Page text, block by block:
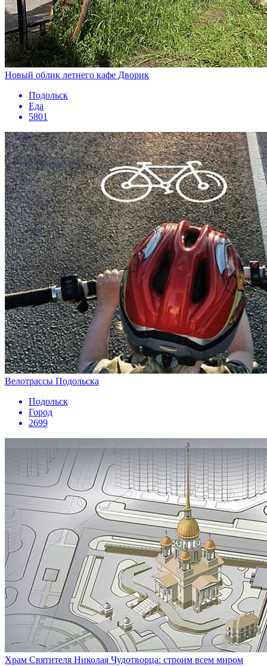
Новый облик летнего кафе Дворик
Подольск
Еда
5801
Велотрассы Подольска
Подольск
Город
2699
Храм Святителя Николая Чудотворца: строим всем миром